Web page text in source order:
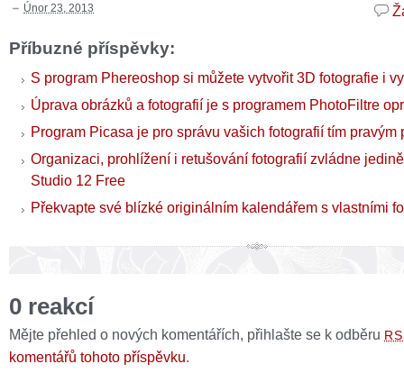
Únor 23, 2013
Příbuzné příspěvky:
S program Phereoshop si můžete vytvořit 3D fotografie i vy
Úprava obrázků a fotografií je s programem PhotoFiltre
Program Picasa je pro správu vašich fotografií tím pravým
Organizaci, prohlížení i retušování fotografií zvládne
Studio 12 Free
Překvapte své blízké originálním kalendářem s vlastními
0 reakcí
Mějte přehled o nových komentářích, přihlašte se k odběru
komentářů tohoto příspěvku.